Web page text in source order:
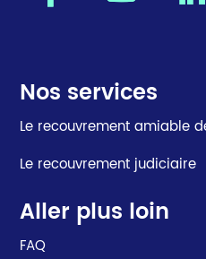
Nos services
Le recouvrement amiable
Le recouvrement judiciaire
Aller plus loin
FAQ